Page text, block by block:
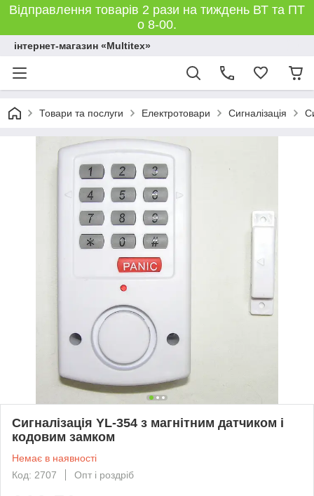
Відправлення товарів 2 рази на тиждень ВТ та ПТ
о 8-00.
інтернет-магазин «Multitex»
Товари та послуги Електротовари Сигналізація
Сигналізація YL-354 з магнітним датчиком і
кодовим замком
Немає в наявності
Код: 2707
Опт і роздріб